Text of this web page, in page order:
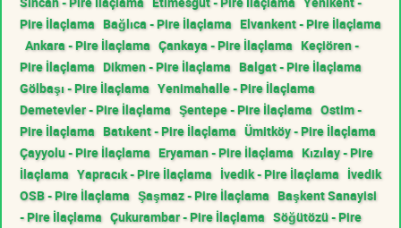
Pire İlaçlama Bağlıca - Pire İlaçlama Elvankent - Pire İlaçlama
Ankara - Pire İlaçlama Çankaya - Pire İlaçlama Keçiören -
Pire İlaçlama Dikmen - Pire İlaçlama Balgat - Pire İlaçlama
Gölbaşı - Pire İlaçlama Yenimahalle - Pire İlaçlama
Demetevler - Pire İlaçlama Şentepe - Pire İlaçlama Ostim -
Pire İlaçlama Batıkent - Pire İlaçlama Ümitköy - Pire İlaçlama
Çayyolu - Pire İlaçlama Eryaman - Pire İlaçlama Kızılay - Pire
İlaçlama Yapracık - Pire İlaçlama İvedik - Pire İlaçlama İvedik
OSB - Pire İlaçlama Şaşmaz - Pire İlaçlama Başkent Sanayisi
- Pire İlaçlama Çukurambar - Pire İlaçlama Söğütözü - Pire